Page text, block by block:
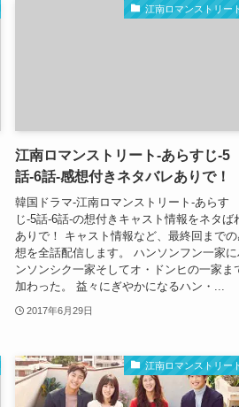
江南ロマンストリー
江南ロマンストリート-あらすじ-5
話-6話-感想付きネタバレありで！
韓国ドラマ-江南ロマンストリート-あらす
じ-5話-6話-の想付きキャスト情報をネタば
ありで！ キャスト情報など、最終回まで
想を全話配信します。 ハンソンフン一家に
ンソンシク一家そしてオ・ドンヒの一家ま
加わった。 益々にぎやかになるハン・...
2017年6月29日
江南ロマンストリー